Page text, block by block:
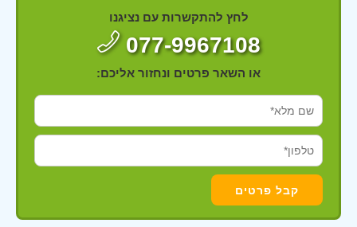
לחץ להתקשרות עם נציגנו
077-9967108
או השאר פרטים ונחזור אליכם: